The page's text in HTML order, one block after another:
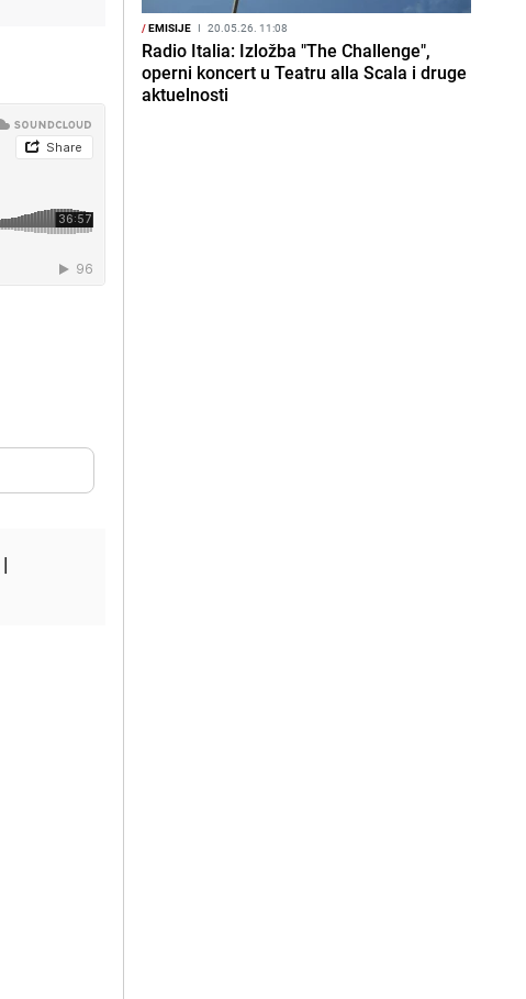
|
/EMISIJE I 20.05.26. 11:08
Radio Italia: Izložba "The Challenge",
operni koncert u Teatru alla Scala i druge
aktuelnosti